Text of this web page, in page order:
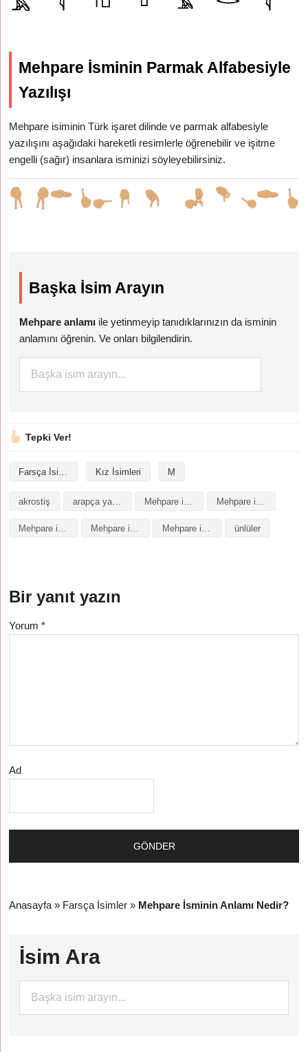
Mehpare İsminin Parmak Alfabesiyle
Yazılışı
Mehpare isiminin Türk işaret dilinde ve parmak alfabesiyle
yazılışını aşağıdaki hareketli resimlerle öğrenebilir ve işitme
engelli (sağır) insanlara isminizi söyleyebilirsiniz.
Başka İsim Arayın
Mehpare anlamı ile yetinmeyip tanıdıklarınızın da isminin
anlamını öğrenin. Ve onları bilgilendirin.
Tepki Ver!
Farsça İsimler Kız İsimleri M
akrostiş arapça yazılışı
Mehpare isminin baş harfleriyle şiir Mehpare isminin kökeni Mehpare isminin numerolojisi ünlüler
Bir yanıt yazın
Yorum*
Ad
Anasayfa » Farsça İsimler » Mehpare İsminin Anlamı Nedir?
İsim Ara